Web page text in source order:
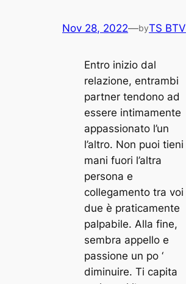
Nov 28, 2022—byTS BTV
Entro inizio dal
relazione, entrambi
partner tendono ad
essere intimamente
appassionato l’un
l’altro. Non puoi tieni
mani fuori l’altra
persona e
collegamento tra voi
due è praticamente
palpabile. Alla fine,
sembra appello e
passione un po ‘
diminuire. Ti capita